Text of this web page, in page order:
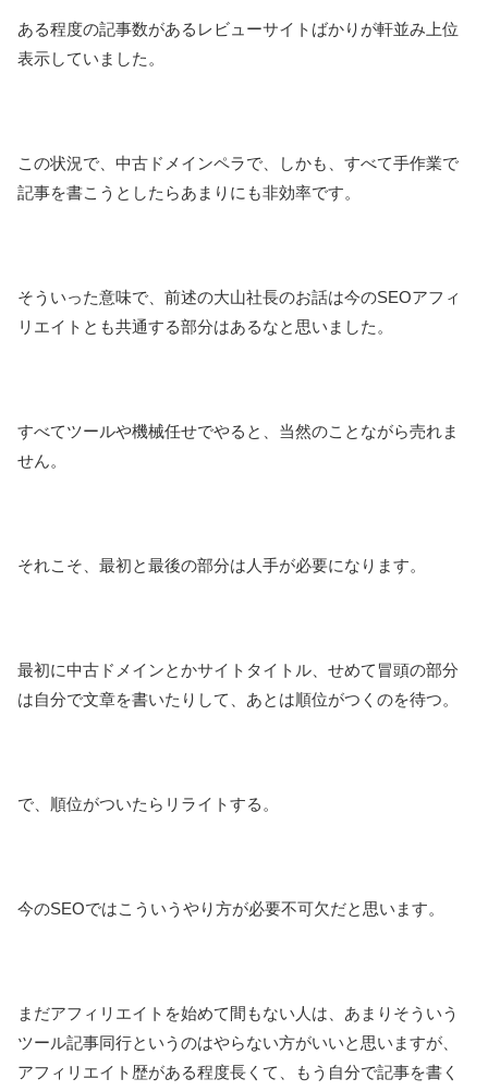
ある程度の記事数があるレビューサイトばかりが軒並み上位
表示していました。
この状況で、中古ドメインペラで、しかも、すべて手作業で
記事を書こうとしたらあまりにも非効率です。
そういった意味で、前述の大山社長のお話は今のSEOアフィ
リエイトとも共通する部分はあるなと思いました。
すべてツールや機械任せでやると、当然のことながら売れま
せん。
それこそ、最初と最後の部分は人手が必要になります。
最初に中古ドメインとかサイトタイトル、せめて冒頭の部分
は自分で文章を書いたりして、あとは順位がつくのを待つ。
で、順位がついたらリライトする。
今のSEOではこういうやり方が必要不可欠だと思います。
まだアフィリエイトを始めて間もない人は、あまりそういう
ツール記事同行というのはやらない方がいいと思いますが、
アフィリエイト歴がある程度長くて、もう自分で記事を書く